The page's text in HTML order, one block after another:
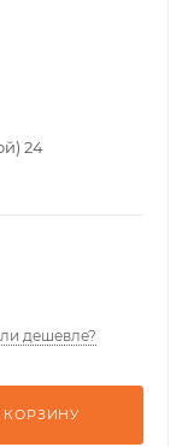
24
дешевле?
КОРЗИНУ